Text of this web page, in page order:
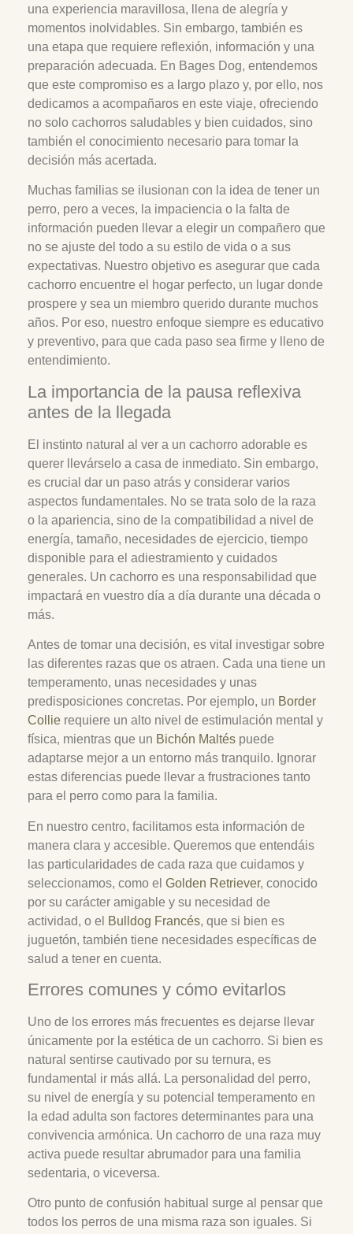
una experiencia maravillosa, llena de alegría y
momentos inolvidables. Sin embargo, también es
una etapa que requiere reflexión, información y una
preparación adecuada. En Bages Dog, entendemos
que este compromiso es a largo plazo y, por ello, nos
dedicamos a acompañaros en este viaje, ofreciendo
no solo cachorros saludables y bien cuidados, sino
también el conocimiento necesario para tomar la
decisión más acertada.
Muchas familias se ilusionan con la idea de tener un
perro, pero a veces, la impaciencia o la falta de
información pueden llevar a elegir un compañero que
no se ajuste del todo a su estilo de vida o a sus
expectativas. Nuestro objetivo es asegurar que cada
cachorro encuentre el hogar perfecto, un lugar donde
prospere y sea un miembro querido durante muchos
años. Por eso, nuestro enfoque siempre es educativo
y preventivo, para que cada paso sea firme y lleno de
entendimiento.
La importancia de la pausa reflexiva
antes de la llegada
El instinto natural al ver a un cachorro adorable es
querer llevárselo a casa de inmediato. Sin embargo,
es crucial dar un paso atrás y considerar varios
aspectos fundamentales. No se trata solo de la raza
o la apariencia, sino de la compatibilidad a nivel de
energía, tamaño, necesidades de ejercicio, tiempo
disponible para el adiestramiento y cuidados
generales. Un cachorro es una responsabilidad que
impactará en vuestro día a día durante una década o
más.
Antes de tomar una decisión, es vital investigar sobre
las diferentes razas que os atraen. Cada una tiene un
temperamento, unas necesidades y unas
predisposiciones concretas. Por ejemplo, un Border
Collie requiere un alto nivel de estimulación mental y
física, mientras que un Bichón Maltés puede
adaptarse mejor a un entorno más tranquilo. Ignorar
estas diferencias puede llevar a frustraciones tanto
para el perro como para la familia.
En nuestro centro, facilitamos esta información de
manera clara y accesible. Queremos que entendáis
las particularidades de cada raza que cuidamos y
seleccionamos, como el Golden Retriever, conocido
por su carácter amigable y su necesidad de
actividad, o el
Bulldog Francés, que si bien es
juguetón, también tiene necesidades específicas de
salud a tener en cuenta.
Errores comunes y cómo evitarlos
Uno de los errores más frecuentes es dejarse llevar
únicamente por la estética de un cachorro. Si bien es
natural sentirse cautivado por su ternura, es
fundamental ir más allá. La personalidad del perro,
su nivel de energía y su potencial temperamento en
la edad adulta son factores determinantes para una
convivencia armónica. Un cachorro de una raza muy
activa puede resultar abrumador para una familia
sedentaria, o viceversa.
Otro punto de confusión habitual surge al pensar que
todos los perros de una misma raza son iguales. Si